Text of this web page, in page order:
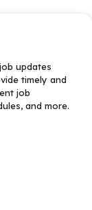
updates
timely and
job
and more.